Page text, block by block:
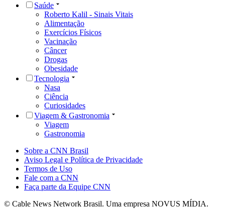
Saúde
Roberto Kalil - Sinais Vitais
Alimentação
Exercícios Físicos
Vacinação
Câncer
Drogas
Obesidade
Tecnologia
Nasa
Ciência
Curiosidades
Viagem & Gastronomia
Viagem
Gastronomia
Sobre a CNN Brasil
Aviso Legal e Política de Privacidade
Termos de Uso
Fale com a CNN
Faça parte da Equipe CNN
© Cable News Network Brasil. Uma empresa NOVUS MÍDIA.